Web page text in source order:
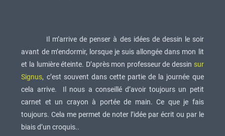
Il m’arrive de penser à des idées de dessin le soir
avant de m’endormir, lorsque je suis allongée dans mon lit
et la lumière éteinte. D’après mon professeur de dessin sur
Signus, c’est souvent dans cette partie de la journée que
cela arrive. Il nous a conseillé d’avoir toujours un petit
carnet et un crayon à portée de main. Ce que je fais
toujours. Cela me permet de noter l’idée par écrit ou par le
biais d’un croquis..